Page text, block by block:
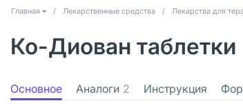
Главная / Лекарственные средства / Лекарства для
Ко-Диован
Основное Аналоги 2 Инструкция